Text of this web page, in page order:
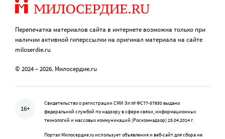
Перепечатка материалов сайта в интернете возможна только при
наличии активной гиперссылки на оригинал материала на сайте
miloserdie.ru
© 2024 – 2026. Милосердие.ru
16+
Свидетельство о регистрации СМИ Эл № ФС77-57850 выдано
федеральной службой по надзору в сфере связи, информационных
технологий и массовых коммуникаций (Роскомнадзор) 25.04.2014 г.
Портал Милосердие.ru использует объявления и веб-сайт для сбора не